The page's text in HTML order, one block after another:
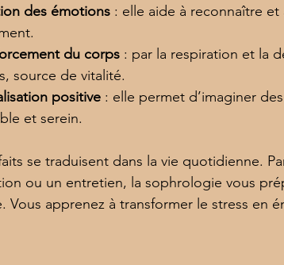
des émotions : elle aide à reconnaître et
du corps : par la respiration et la
source de vitalité.
positive : elle permet d’imaginer
et serein.
se traduisent dans la vie quotidienne.
ou un entretien, la sophrologie vous
Vous apprenez à transformer le stress en